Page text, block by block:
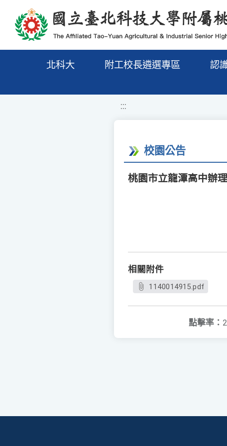
移至網頁之主要內容區位置
北科大 附工校長遴選專區 認
:::
校園公告
桃園市立龍潭高中辦
相關附件
1140014915.pdf
點擊率：